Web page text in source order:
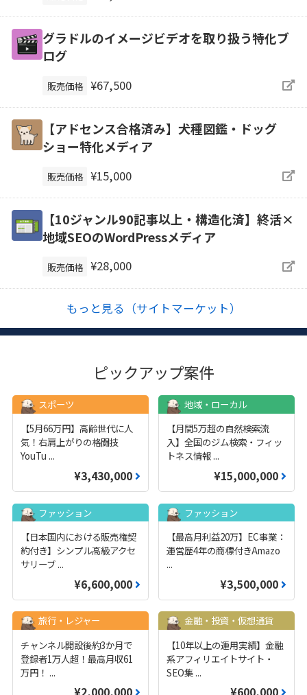
グラドルのイメージビデオを取り扱う特化ブ
ログ
販売価格 ¥67,500
【アドセンス合格済み】犬種図鑑・ドッグ
ショー特化メディア
販売価格 ¥15,000
【10ジャンル90記事以上・構造化済】終活×
地域SEOのWordPressメディア
販売価格 ¥28,000
もっと見る（サイトマーケット）
ピックアップ案件
スポーツ
【5月66万円】高齢世代に人
気！右肩上がりの格闘技
YouTu ...
¥3,430,000
地域・ローカル
【月間5万超の自然検索流
入】全国のジム検索・フィッ
トネス情報 ...
¥15,000,000
ファッション
【日本国内における販売権契
約付き】シンプル高級アクセ
サリーブ ...
¥6,600,000
ファッション
【最高月利益20万】EC事業：
運営歴4年の商標付きAmazo
...
¥3,500,000
旅行・レジャー
チャンネル開設後約3か月で
登録者1万人超！最高月収61
万円！ ...
金融・投資・仮想通貨
【10年以上の運用実績】金融
系アフィリエイトサイト・
SEO集 ...